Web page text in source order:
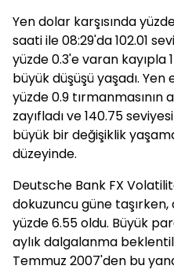
Yen dolar karşısında
saati ile 08:29'da 102.01
yüzde 0.3'e varan kayıpla
büyük düşüşü yaşadı. Yen
yüzde 0.9 tırmanmasının
zayıfladı ve 140.75
büyük bir değişiklik
düzeyinde.
Deutsche Bank FX
dokuzuncu güne
yüzde 6.55 oldu. Büyük
aylık dalgalanma
Temmuz 2007'den bu